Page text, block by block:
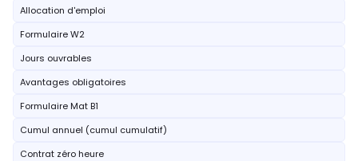
Allocation d'emploi
Formulaire W2
Jours ouvrables
Avantages obligatoires
Formulaire Mat B1
Cumul annuel (cumul cumulatif)
Contrat zéro heure